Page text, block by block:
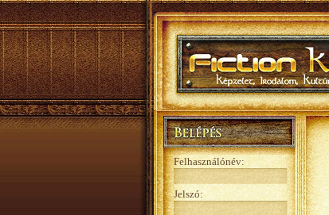
Felhasználónév:
Jelszó: